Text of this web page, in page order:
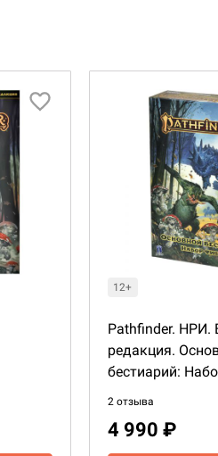
12+
Pathfinder. НРИ.
редакция.
бестиарий:
2 отзыва
4 990 ₽